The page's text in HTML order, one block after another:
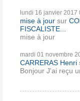
lundi 16 janvier 2017
mise à jour sur
FISCALISTE...
mise à jour
mardi 01 novembre
CARRERAS Henri
Bonjour J'ai reçu